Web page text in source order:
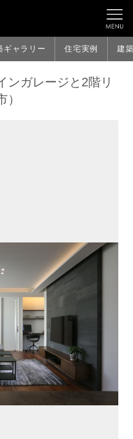
ギャラリー 住宅実例 建
ンガレージと2階リ